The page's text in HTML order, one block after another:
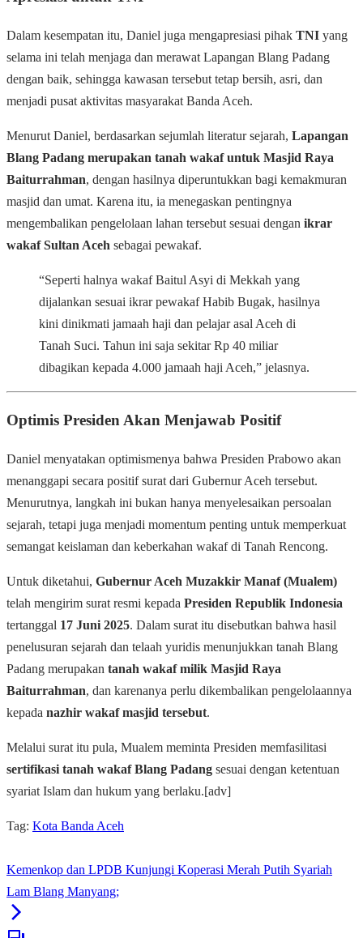
Dalam kesempatan itu, Daniel juga mengapresiasi pihak TNI yang
selama ini telah menjaga dan merawat Lapangan Blang Padang
dengan baik, sehingga kawasan tersebut tetap bersih, asri, dan
menjadi pusat aktivitas masyarakat Banda Aceh.
Menurut Daniel, berdasarkan sejumlah literatur sejarah, Lapangan
Blang Padang merupakan tanah wakaf untuk Masjid Raya
Baiturrahman, dengan hasilnya diperuntukkan bagi kemakmuran
masjid dan umat. Karena itu, ia menegaskan pentingnya
mengembalikan pengelolaan lahan tersebut sesuai dengan ikrar
wakaf Sultan Aceh sebagai pewakaf.
“Seperti halnya wakaf Baitul Asyi di Mekkah yang
dijalankan sesuai ikrar pewakaf Habib Bugak, hasilnya
kini dinikmati jamaah haji dan pelajar asal Aceh di
Tanah Suci. Tahun ini saja sekitar Rp 40 miliar
dibagikan kepada 4.000 jamaah haji Aceh,” jelasnya.
Optimis Presiden Akan Menjawab Positif
Daniel menyatakan optimismenya bahwa Presiden Prabowo akan
menanggapi secara positif surat dari Gubernur Aceh tersebut.
Menurutnya, langkah ini bukan hanya menyelesaikan persoalan
sejarah, tetapi juga menjadi momentum penting untuk memperkuat
semangat keislaman dan keberkahan wakaf di Tanah Rencong.
Untuk diketahui, Gubernur Aceh Muzakkir Manaf (Mualem)
telah mengirim surat resmi kepada Presiden Republik Indonesia
tertanggal 17 Juni 2025. Dalam surat itu disebutkan bahwa hasil
penelusuran sejarah dan telaah yuridis menunjukkan tanah Blang
Padang merupakan tanah wakaf milik Masjid Raya
Baiturrahman, dan karenanya perlu dikembalikan pengelolaannya
kepada nazhir wakaf masjid tersebut.
Melalui surat itu pula, Mualem meminta Presiden memfasilitasi
sertifikasi tanah wakaf Blang Padang sesuai dengan ketentuan
syariat Islam dan hukum yang berlaku.[adv]
Tag: Kota Banda Aceh
Kemenkop dan LPDB Kunjungi Koperasi Merah Putih Syariah
Lam Blang Manyang;